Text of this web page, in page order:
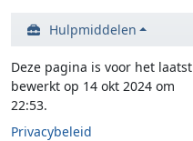
Hulpmiddelen
Deze pagina is voor het laatst
bewerkt op 14 okt 2024 om
22:53.
Privacybeleid